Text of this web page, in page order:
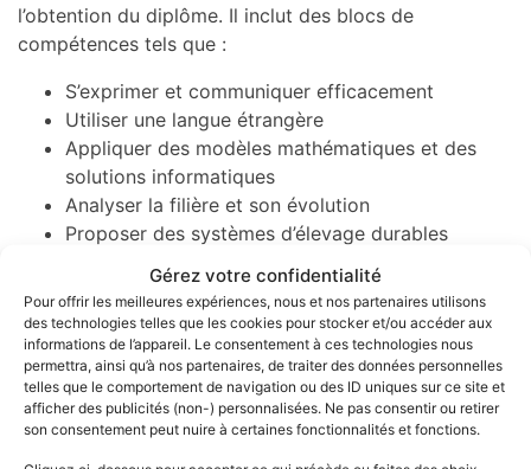
Gérez votre confidentialité
Pour offrir les meilleures expériences, nous et nos partenaires utilisons
des technologies telles que les cookies pour stocker et/ou accéder aux
informations de l’appareil. Le consentement à ces technologies nous
permettra, ainsi qu’à nos partenaires, de traiter des données personnelles
telles que le comportement de navigation ou des ID uniques sur ce site et
afficher des publicités (non-) personnalisées. Ne pas consentir ou retirer
son consentement peut nuire à certaines fonctionnalités et fonctions.
l’obtention du diplôme. Il inclut des blocs de
compétences tels que :
S’exprimer et communiquer efficacement
Utiliser une langue étrangère
Appliquer des modèles mathématiques et des
solutions informatiques
Analyser la filière et son évolution
Proposer des systèmes d’élevage durables
Déterminer des orientations stratégiques
Respecter la réglementation en matière de santé
et de bien-être animal
Mobiliser les acquis pour résoudre des situations
professionnelles
Pour obtenir la certification, il est nécessaire de